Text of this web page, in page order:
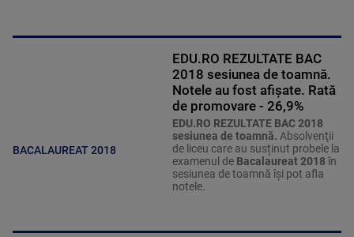
BACALAUREAT 2018
EDU.RO REZULTATE BAC
2018 sesiunea de toamnă.
Notele au fost afișate. Rată
de promovare - 26,9%
EDU.RO REZULTATE BAC 2018
sesiunea de toamnă. Absolvenţii
de liceu care au susținut probele la
examenul de Bacalaureat 2018 în
sesiunea de toamnă își pot afla
notele.